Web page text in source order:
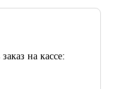
на кассе: